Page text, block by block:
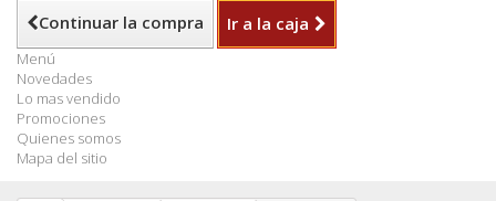
Continuar la compra Ir a la caja
Menú
Novedades
Lo mas vendido
Promociones
Quienes somos
Mapa del sitio